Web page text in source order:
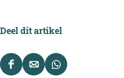
Deel dit artikel
D
D
D